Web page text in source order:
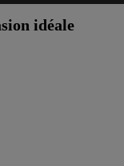
idéale